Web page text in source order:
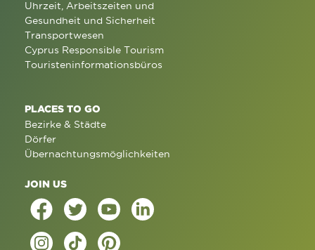
Uhrzeit, Arbeitszeiten und
Gesundheit und Sicherheit
Transportwesen
Cyprus Responsible Tourism
Touristeninformationsbüros
PLACES TO GO
Bezirke & Städte
Dörfer
Übernachtungsmöglichkeiten
JOIN US